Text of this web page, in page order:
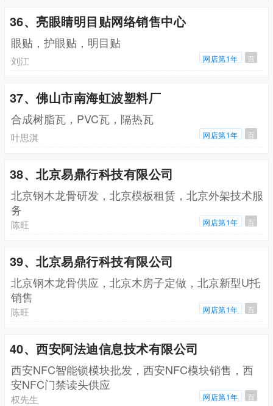
36、亮眼睛明目贴网络销售中心
眼贴，护眼贴，明目贴
刘江 网店第1年 百
37、佛山市南海虹波塑料厂
合成树脂瓦，PVC瓦，隔热瓦
叶思淇 网店第1年 百
38、北京易鼎行科技有限公司
北京钢木龙骨研发，北京模板租赁，北京外架技术服
务
陈旺 网店第1年 百
39、北京易鼎行科技有限公司
北京钢木龙骨供应，北京木房子定做，北京新型U托
销售
陈旺 网店第1年 百
40、西安阿法迪信息技术有限公司
西安NFC智能锁模块批发，西安NFC模块销售，西
安NFC门禁读头供应
权先生 网店第1年 百